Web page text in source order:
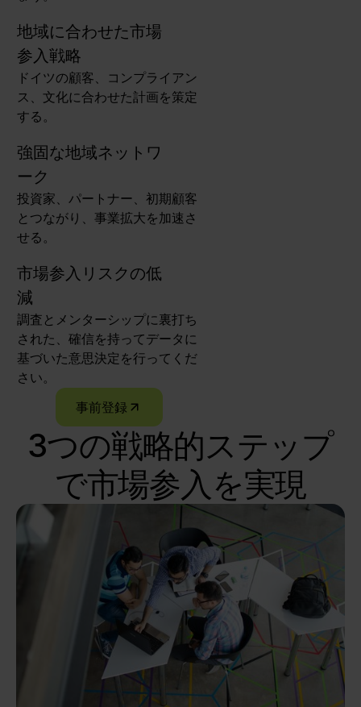
地域に合わせた市場
参入戦略
ドイツの顧客、コンプライアン
ス、文化に合わせた計画を策定
する。
強固な地域ネットワ
ーク
投資家、パートナー、初期顧客
とつながり、事業拡大を加速さ
せる。
市場参入リスクの低
減
調査とメンターシップに裏打ち
された、確信を持ってデータに
基づいた意思決定を行ってくだ
さい。
事前登録
3つの戦略的ステップ
で市場参入を実現